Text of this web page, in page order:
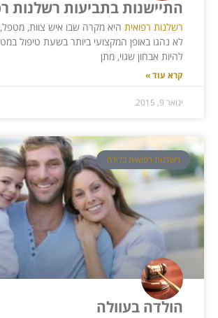
התיישנות בתביעות רשלנות
רשלנות רפואית היא מקרה שבו איש צוות, מטפל,
לא נהגו באופן המקצועי ביותר בשעת טיפול
להיות אבחון שגוי, מתן
קרא עוד »
ינואר 9, 2015
רשלנות רפואית בלידה
הולדה בעוולה